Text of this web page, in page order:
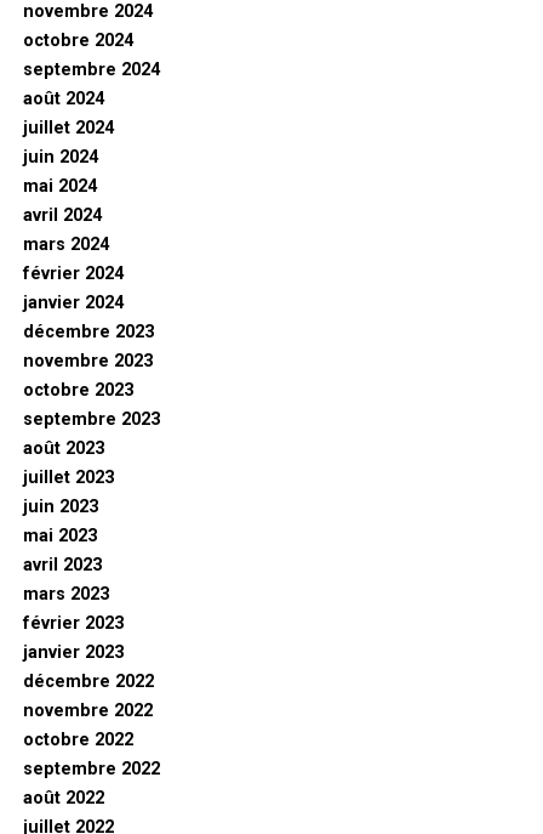
novembre 2024
octobre 2024
septembre 2024
août 2024
juillet 2024
juin 2024
mai 2024
avril 2024
mars 2024
février 2024
janvier 2024
décembre 2023
novembre 2023
octobre 2023
septembre 2023
août 2023
juillet 2023
juin 2023
mai 2023
avril 2023
mars 2023
février 2023
janvier 2023
décembre 2022
novembre 2022
octobre 2022
septembre 2022
août 2022
juillet 2022